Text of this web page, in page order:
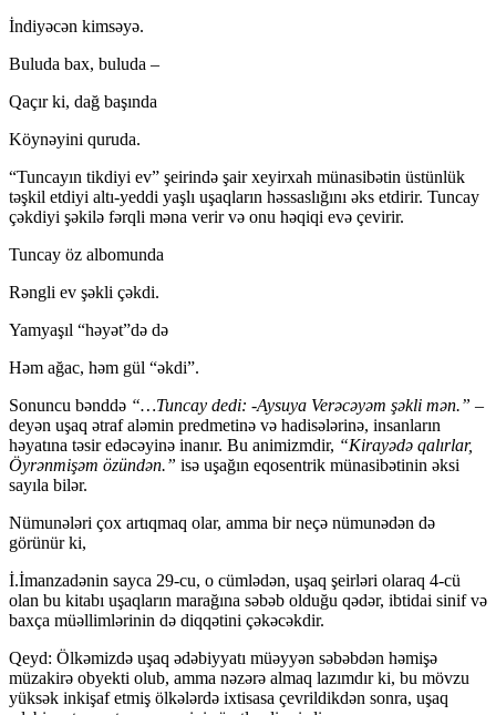
İndiyəcən kimsəyə.
Buludа bах, buludа –
Qаçır ki, dаğ bаşındа
Köynəyini qurudа.
“Tuncayın tikdiyi ev” şeirində şair xeyirxah münasibətin üstünlük
təşkil etdiyi altı-yeddi yaşlı uşaqların həssaslığını əks etdirir. Tuncay
çəkdiyi şəkilə fərqli məna verir və onu həqiqi evə çevirir.
Tuncay öz albomunda
Rəngli ev şəkli çəkdi.
Yamyaşıl “həyət”də də
Həm ağac, həm gül “əkdi”.
Sonuncu bənddə “…Tuncay dedi: -Aysuya Verəcəyəm şəkli mən.” –
deyən uşaq ətraf aləmin predmetinə və hadisələrinə, insanların
həyatına təsir edəcəyinə inanır. Bu animizmdir, “Kirayədə qalırlar,
Öyrənmişəm özündən.” isə uşağın eqosentrik münasibətinin əksi
sayıla bilər.
Nümunələri çox artıqmaq olar, amma bir neçə nümunədən də
görünür ki,
İ.İmanzadənin sayca 29-cu, o cümlədən, uşaq şeirləri olaraq 4-cü
olan bu kitabı uşaqların marağına səbəb olduğu qədər, ibtidai sinif və
baxça müəllimlərinin də diqqətini çəkəcəkdir.
Qeyd: Ölkəmizdə uşaq ədəbiyyatı müəyyən səbəbdən həmişə
müzakirə obyekti olub, amma nəzərə almaq lazımdır ki, bu mövzu
yüksək inkişaf etmiş ölkələrdə ixtisasa çevrildikdən sonra, uşaq